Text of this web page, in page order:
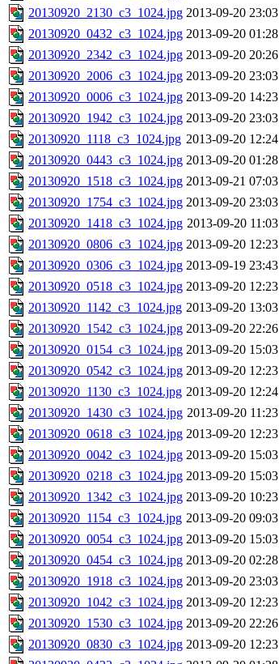
20130920_2130_c3_1024.jpg 2013-09-20 23:03
20130920_0432_c3_1024.jpg 2013-09-20 01:28
20130920_2342_c3_1024.jpg 2013-09-20 20:26
20130920_2006_c3_1024.jpg 2013-09-20 23:03
20130920_0006_c3_1024.jpg 2013-09-20 14:23
20130920_1942_c3_1024.jpg 2013-09-20 23:03
20130920_1118_c3_1024.jpg 2013-09-20 12:24
20130920_0443_c3_1024.jpg 2013-09-20 01:28
20130920_1518_c3_1024.jpg 2013-09-21 07:03
20130920_1754_c3_1024.jpg 2013-09-20 23:03
20130920_1418_c3_1024.jpg 2013-09-20 11:03
20130920_0806_c3_1024.jpg 2013-09-20 12:23
20130920_0306_c3_1024.jpg 2013-09-19 23:43
20130920_0518_c3_1024.jpg 2013-09-20 12:23
20130920_1142_c3_1024.jpg 2013-09-20 13:03
20130920_1542_c3_1024.jpg 2013-09-20 22:26
20130920_0154_c3_1024.jpg 2013-09-20 15:03
20130920_0542_c3_1024.jpg 2013-09-20 12:23
20130920_1130_c3_1024.jpg 2013-09-20 12:24
20130920_1430_c3_1024.jpg 2013-09-20 11:23
20130920_0618_c3_1024.jpg 2013-09-20 12:23
20130920_0042_c3_1024.jpg 2013-09-20 15:03
20130920_0218_c3_1024.jpg 2013-09-20 15:03
20130920_1342_c3_1024.jpg 2013-09-20 10:23
20130920_1154_c3_1024.jpg 2013-09-20 09:03
20130920_0054_c3_1024.jpg 2013-09-20 15:03
20130920_0454_c3_1024.jpg 2013-09-20 02:28
20130920_1918_c3_1024.jpg 2013-09-20 23:03
20130920_1042_c3_1024.jpg 2013-09-20 12:23
20130920_1530_c3_1024.jpg 2013-09-20 22:26
20130920_0830_c3_1024.jpg 2013-09-20 12:23